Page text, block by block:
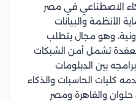
الاصطناعي في مصر
الأنظمة والبيانات
وهو مجال يتطلب
تشمل أمن الشبكات
برامجه بين الدبلومات
كليات الحاسبات والذكاء
والقاهرة ومصر